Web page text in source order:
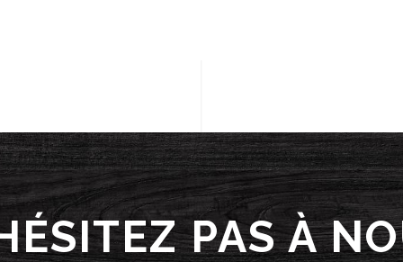
PAS À